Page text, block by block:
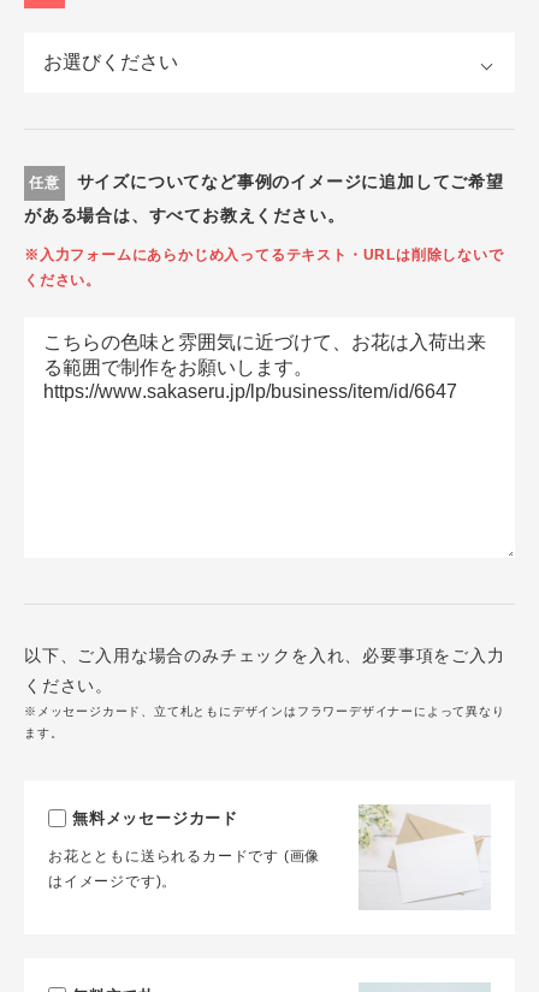
任意
サイズについてなど事例のイメージに追加してご希望
がある場合は、すべてお教えください。
※入力フォームにあらかじめ入ってるテキスト・URLは削除しないで
ください。
以下、ご入用な場合のみチェックを入れ、必要事項をご入力
ください。
※メッセージカード、立て札ともにデザインはフラワーデザイナーによって異なり
ます。
無料メッセージカード
お花とともに送られるカードです (画像
はイメージです)。